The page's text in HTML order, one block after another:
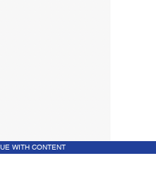
WITH CONTENT